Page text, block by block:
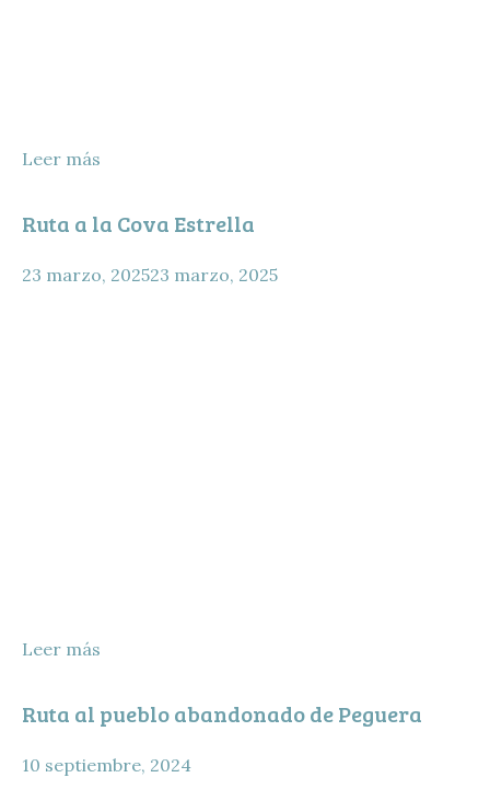
Leer más
Ruta a la Cova Estrella
23 marzo, 202523 marzo, 2025
Leer más
Ruta al pueblo abandonado de Peguera
10 septiembre, 2024